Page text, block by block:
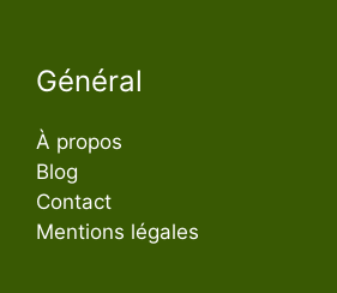
Général
À propos
Blog
Contact
Mentions légales